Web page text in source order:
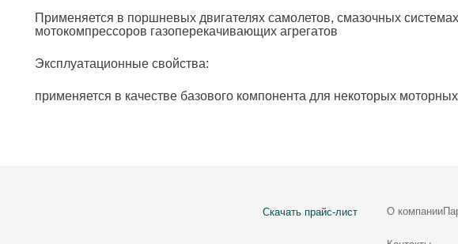
Применяется в поршневых двигателях самолетов, смазочных
мотокомпрессоров газоперекачивающих агрегатов
Эксплуатационные свойства:
применяется в качестве базового компонента для некоторых
Скачать прайс-лист О компании